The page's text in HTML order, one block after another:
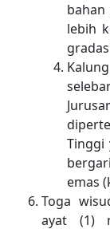
lebih
Tinggi
emas
Toga
ayat (1)